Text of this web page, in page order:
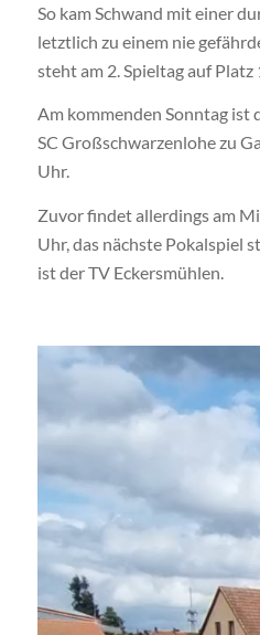
So kam Schwand mit einer
letztlich zu einem nie
steht am 2. Spieltag auf Platz
Am kommenden Sonntag ist
SC Großschwarzenlohe zu
Uhr.
Zuvor findet allerdings am
Uhr, das nächste Pokalspiel
ist der TV Eckersmühlen.